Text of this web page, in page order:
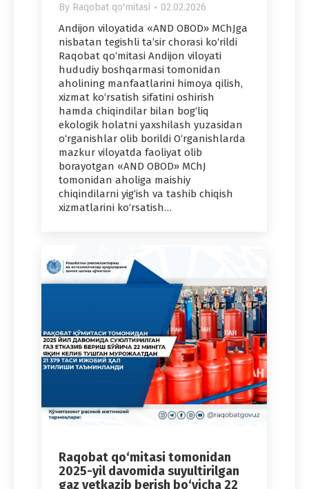
By Raqobat qo'mitasi 02.02.2026
Andijon viloyatida «AND OBOD» MChJga
nisbatan tegishli ta’sir chorasi ko‘rildi
Raqobat qo‘mitasi Andijon viloyati
hududiy boshqarmasi tomonidan
aholining manfaatlarini himoya qilish,
xizmat ko‘rsatish sifatini oshirish
hamda chiqindilar bilan bog‘liq
ekologik holatni yaxshilash yuzasidan
o‘rganishlar olib borildi O‘rganishlarda
mazkur viloyatda faoliyat olib
borayotgan «AND OBOD» MChJ
tomonidan aholiga maishiy
chiqindilarni yig‘ish va tashib chiqish
xizmatlarini ko‘rsatish…
Raqobat qo‘mitasi tomonidan
2025-yil davomida suyultirilgan
gaz yetkazib berish bo‘yicha 22